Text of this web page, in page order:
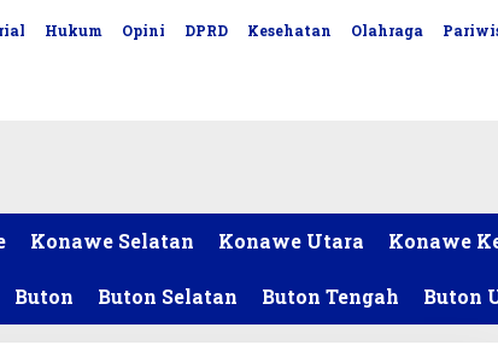
Hukum Opini DPRD Kesehatan Olahraga
Konawe Selatan Konawe Utara Konawe
Buton Buton Selatan Buton Tengah Buton